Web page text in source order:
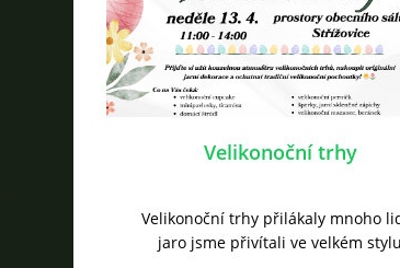
Velikonoční trhy
Velikonoční trhy přilákaly mnoho
jaro jsme přivítali ve velkém stylu